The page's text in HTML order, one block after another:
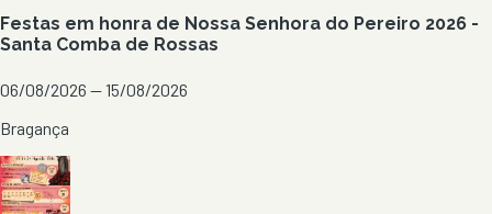
Festas em honra de Nossa Senhora do Pereiro 2026 -
Santa Comba de Rossas
06/08/2026 — 15/08/2026
Bragança